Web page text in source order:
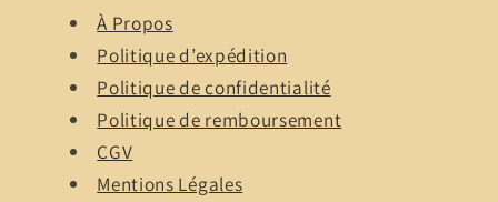
À Propos
Politique d’expédition
Politique de confidentialité
Politique de remboursement
CGV
Mentions Légales